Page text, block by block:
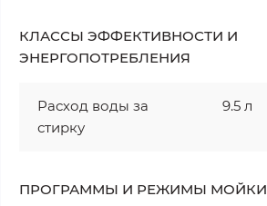
КЛАССЫ ЭФФЕКТИВНОСТИ И
ЭНЕРГОПОТРЕБЛЕНИЯ
Расход воды за
стирку
9.5 л
ПРОГРАММЫ И РЕЖИМЫ МОЙКИ